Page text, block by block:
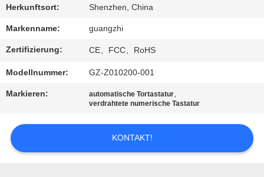
SIE
MIT
UNS
IN
VERBINDUNG
FORDERN
SIE
Herkunftsort: Shenzhen, China
Markenname: guangzhi
Zertifizierung: CE、FCC、RoHS
Modellnummer: GZ-Z010200-001
Markieren: automatische Tortastatur,
verdrahtete numerische Tastatur
KONTAKT!